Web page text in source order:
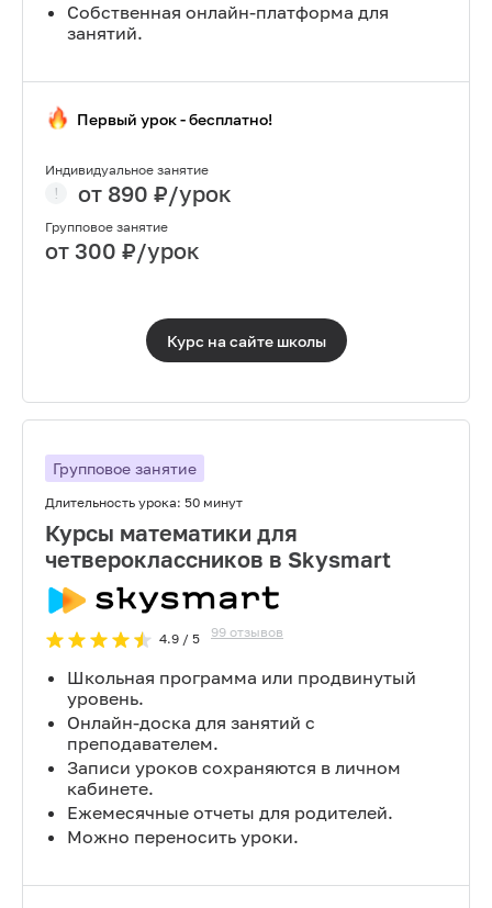
Собственная онлайн-платформа для
занятий.
Первый урок - бесплатно!
Индивидуальное занятие
от 890 ₽/урок
Групповое занятие
от 300 ₽/урок
Курс на сайте школы
Групповое занятие
Длительность урока: 50 минут
Курсы математики для
четвероклассников в Skysmart
4.9/ 5 99 отзывов
Школьная программа или продвинутый
уровень.
Онлайн-доска для занятий с
преподавателем.
Записи уроков сохраняются в личном
кабинете.
Ежемесячные отчеты для родителей.
Можно переносить уроки.